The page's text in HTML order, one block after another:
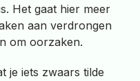
Het gaat hier meer
aan verdrongen
om oorzaken.
je iets zwaars tilde